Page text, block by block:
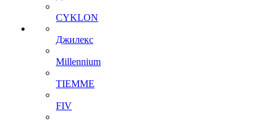
CYKLON
Джилекс
Millennium
TIEMME
FIV